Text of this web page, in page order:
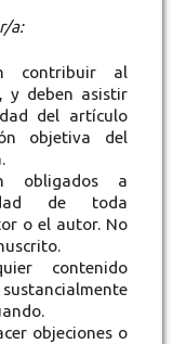
a:
contribuir al
y deben asistir
del artículo
objetiva del
obligados a
de toda
o el autor. No
contenido
objeciones o